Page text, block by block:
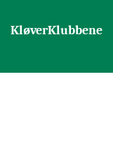
KløverKlubbene